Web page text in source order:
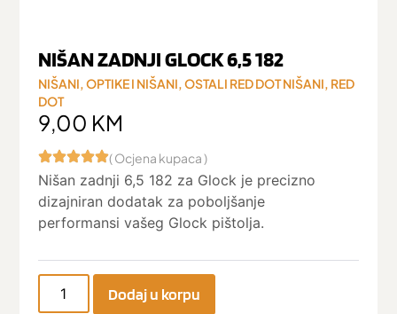
NIŠAN ZADNJI GLOCK 6,5 182
NIŠANI,OPTIKE I NIŠANI,OSTALI RED DOT NIŠANI, RED
DOT
9,00 KM
( Ocjena kupaca )
Nišan zadnji 6,5 182 za Glock je precizno
dizajniran dodatak za poboljšanje
performansi vašeg Glock pištolja.
Dodaj u korpu